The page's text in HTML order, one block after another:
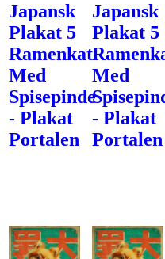
Japansk
Plakat 5
Ramenkat
Med
Spisepinde
- Plakat
Portalen
Japansk
Plakat 5
Med
- Plakat
Portalen